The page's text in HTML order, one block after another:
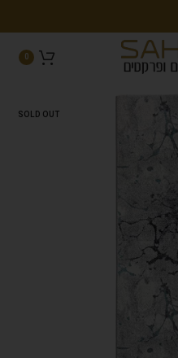
0
SOLD OUT